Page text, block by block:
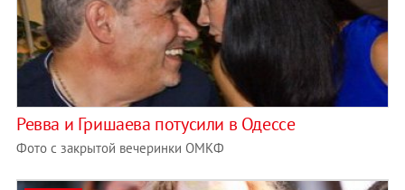
Ревва и Гришаева потусили в Одессе
Фото с закрытой вечеринки ОМКФ